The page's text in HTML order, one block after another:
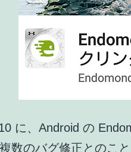
に、Android の
数のバグ修正とのこ